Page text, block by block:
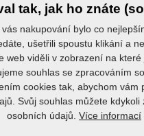
tak, jak ho znáte
nakupování bylo co
ušetřili spoustu klikání a
web viděli v zobrazení na
souhlas se zpracováním
cookies tak, abychom vám
Svůj souhlas můžete
osobních údajů. Více informací